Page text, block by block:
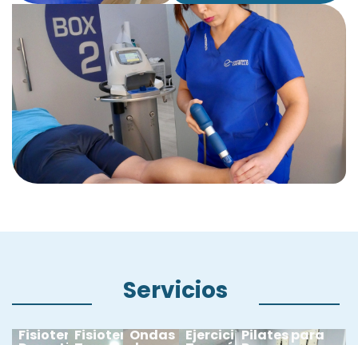
Servicios
FisioterapiaFisioterapia
Ondas EjercicioPilates para